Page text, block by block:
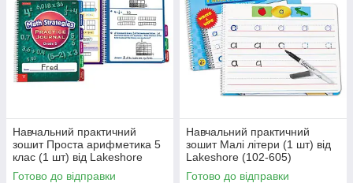
Навчальний практичний
зошит Проста арифметика 5
клас (1 шт) від Lakeshore
(102-527)
Готово до відправки
Навчальний практичний
зошит Малі літери (1 шт) від
Lakeshore (102-605)
Готово до відправки